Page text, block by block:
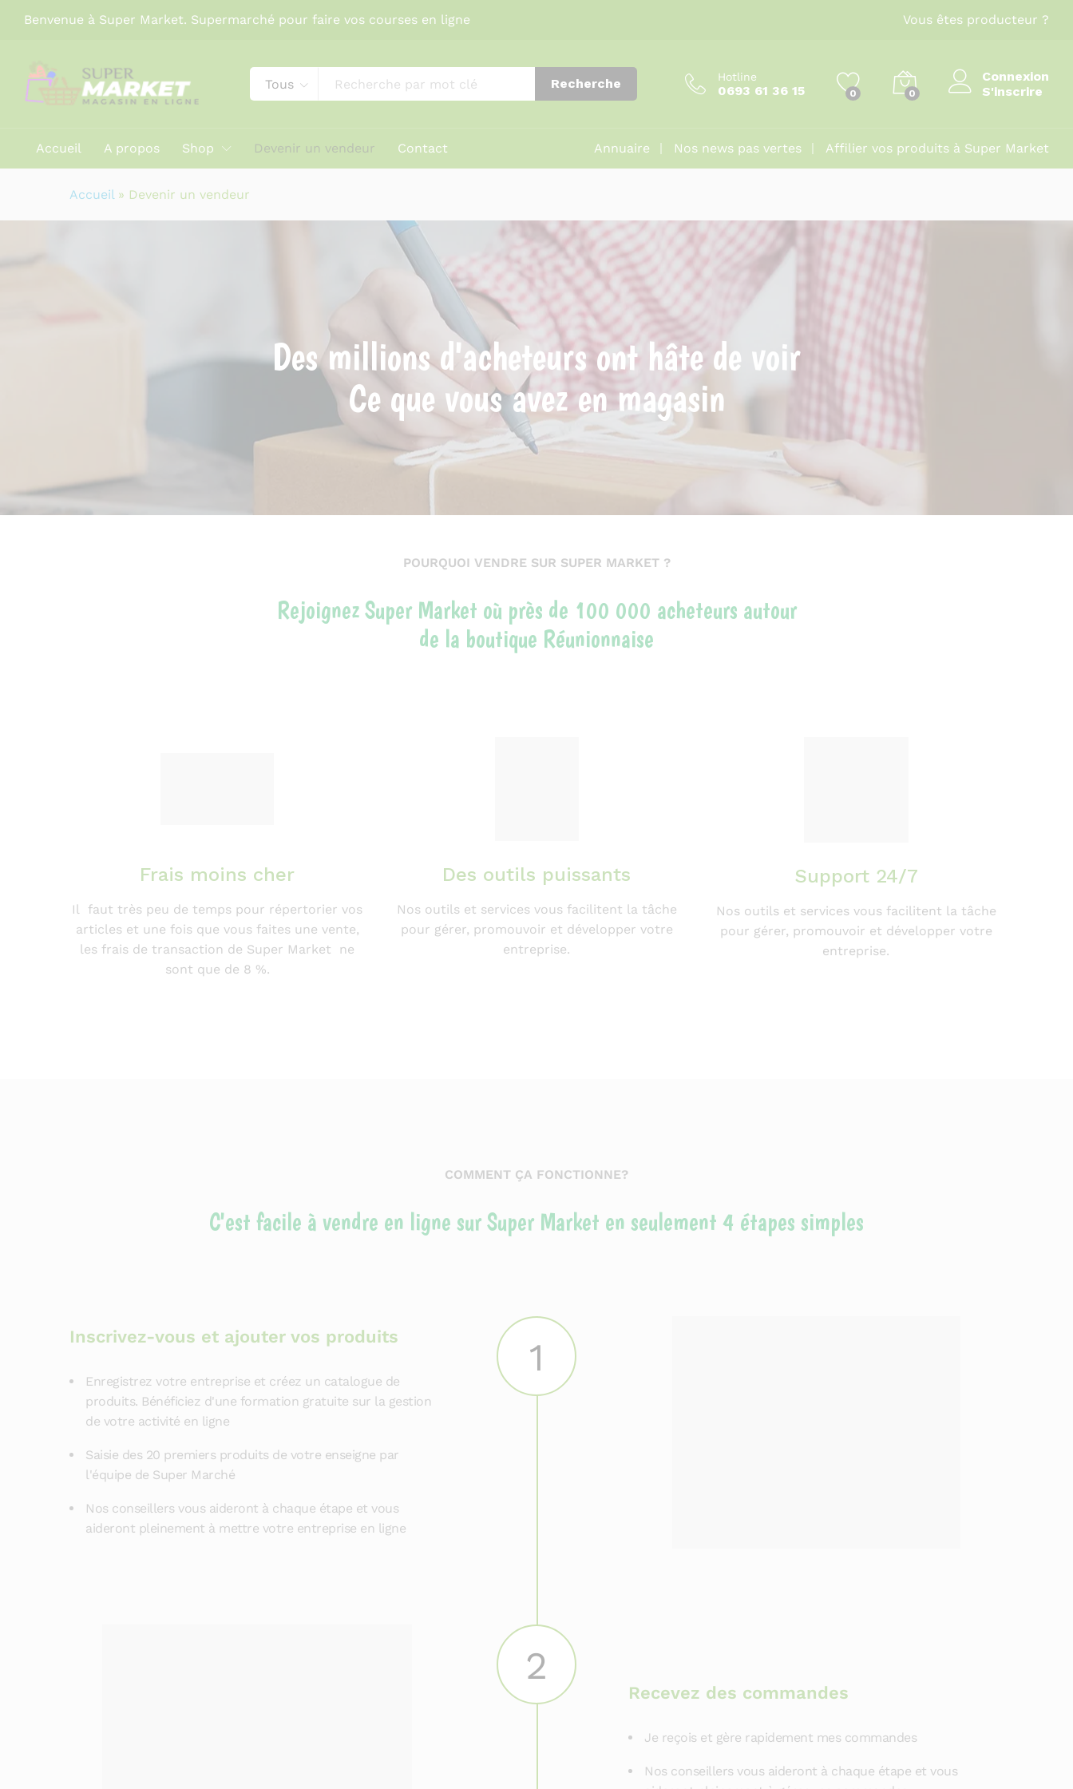
Benvenue à Super Market. Supermarché pour faire vos courses en ligne Vous êtes producteur ?
Tous Recherche Hotline
0693 61 36 15 0 0
Connexion
S'inscrire
Accueil A propos Shop Devenir un vendeur Contact Annuaire Nos news pas vertes Affilier vos produits à Super Market
Accueil» Devenir un vendeur
Des millions d'acheteurs ont hâte de voir
Ce que vous avez en magasin
POURQUOI VENDRE SUR SUPER MARKET ?
Rejoignez Super Market où près de 100 000 acheteurs autour
de la boutique Réunionnaise
Frais moins cher
Il faut très peu de temps pour répertorier vos
articles et une fois que vous faites une vente,
les frais de transaction de Super Market ne
sont que de 8 %.
Des outils puissants
Nos outils et services vous facilitent la tâche
pour gérer, promouvoir et développer votre
entreprise.
Support 24/7
Nos outils et services vous facilitent la tâche
pour gérer, promouvoir et développer votre
entreprise.
COMMENT ÇA FONCTIONNE?
C'est facile à vendre en ligne sur Super Market en seulement 4 étapes simples
1
Inscrivez-vous et ajouter vos produits
Enregistrez votre entreprise et créez un catalogue de
produits. Bénéficiez d'une formation gratuite sur la gestion
de votre activité en ligne
Saisie des 20 premiers produits de votre enseigne par
l'équipe de Super Marché
Nos conseillers vous aideront à chaque étape et vous
aideront pleinement à mettre votre entreprise en ligne
2
Recevez des commandes
Je reçois et gère rapidement mes commandes
Nos conseillers vous aideront à chaque étape et vous